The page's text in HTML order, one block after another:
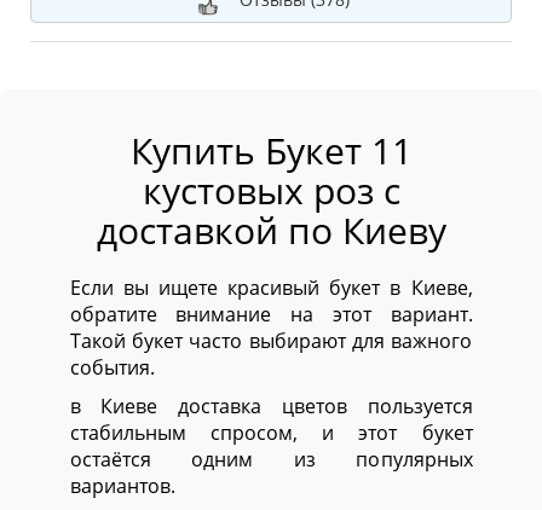
Купить Букет 11
кустовых роз с
доставкой по Киеву
Если вы ищете красивый букет в Киеве,
обратите внимание на этот вариант.
Такой букет часто выбирают для важного
события.
в Киеве доставка цветов пользуется
стабильным спросом, и этот букет
остаётся одним из популярных
вариантов.